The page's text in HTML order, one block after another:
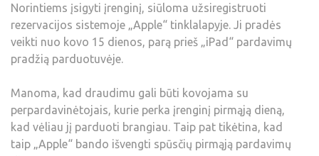
Norintiems įsigyti įrenginį, siūloma užsiregistruoti
rezervacijos sistemoje „Apple“ tinklalapyje. Ji pradės
veikti nuo kovo 15 dienos, parą prieš „iPad“ pardavimų
pradžią parduotuvėje.
Manoma, kad draudimu gali būti kovojama su
perpardavinėtojais, kurie perka įrenginį pirmąją dieną,
kad vėliau jį parduoti brangiau. Taip pat tikėtina, kad
taip „Apple“ bando išvengti spūsčių pirmąją pardavimų